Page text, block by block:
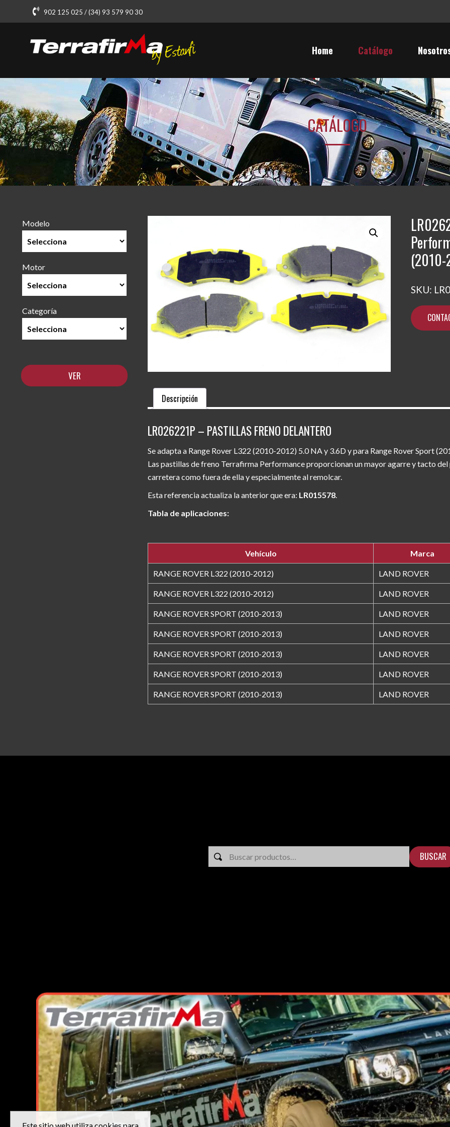
902 125 025 / (34) 93 579 90 30
Home Catálogo
CATÁLOGO
Modelo
Motor
Categoría
(2010-
SKU:
Descripción
LR026221P – PASTILLAS FRENO DELANTERO
Se adapta a Range Rover L322 (2010-2012) 5.0 NA y 3.6D y para Range Rover Sport
Las pastillas de freno Terrafirma Performance proporcionan un mayor agarre y tacto
carretera como fuera de ella y especialmente al remolcar.
Esta referencia actualiza la anterior que era: LR015578
Tabla de aplicaciones:
Vehículo Marca
RANGE ROVER L322 (2010-2012) LAND ROVER
RANGE ROVER L322 (2010-2012) LAND ROVER
RANGE ROVER SPORT (2010-2013) LAND ROVER
RANGE ROVER SPORT (2010-2013) LAND ROVER
RANGE ROVER SPORT (2010-2013) LAND ROVER
RANGE ROVER SPORT (2010-2013) LAND ROVER
RANGE ROVER SPORT (2010-2013) LAND ROVER
BUSCAR